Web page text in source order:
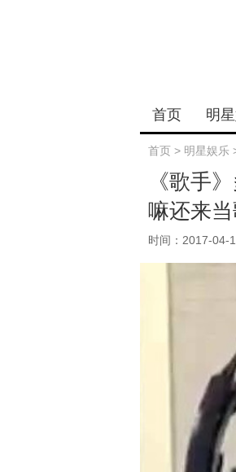
首页 明
首页 > 明星娱乐
《歌手
嘛还来当
时间：2017-04-